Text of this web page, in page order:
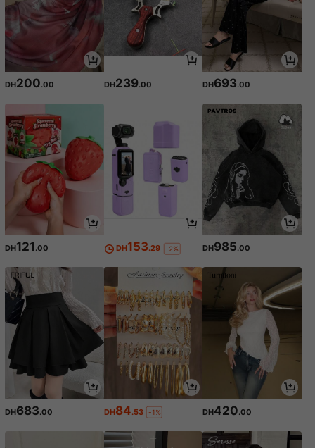
DH200.00 DH239.00 DH693.00
DH121 .00 DH153.29 -2% DH985.00
DH683.00 DH84.53 -1% DH420.00